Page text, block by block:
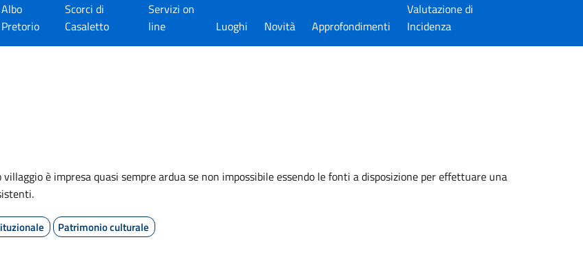
Albo
Pretorio
Scorci di
Casaletto
Servizi on
line
Luoghi Novità Approfondimenti
Valutazione di
Incidenza
è impresa quasi sempre ardua se non impossibile essendo le fonti a disposizione per effettuare una
Patrimonio culturale